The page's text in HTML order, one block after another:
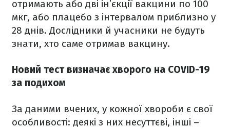
отримають або дві інʼєкції вакцини по 100
мкг, або плацебо з інтервалом приблизно у
28 днів. Дослідники й учасники не будуть
знати, хто саме отримав вакцину.
Новий тест визначає хворого на COVID-19
за подихом
За даними вчених, у кожної хвороби є свої
особливості: деякі з них несуттєві, інші –